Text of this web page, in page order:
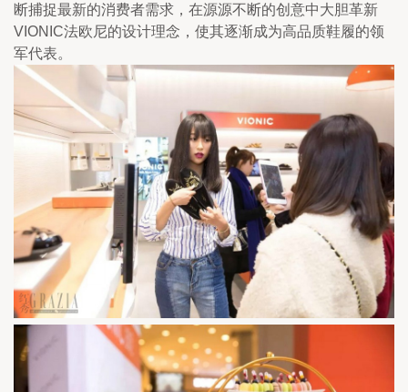
断捕捉最新的消费者需求，在源源不断的创意中大胆革新
VIONIC法欧尼的设计理念，使其逐渐成为高品质鞋履的领
军代表。